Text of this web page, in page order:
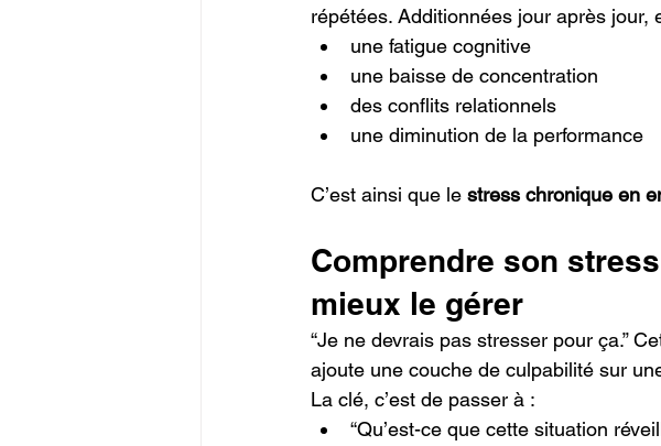
répétées. Additionnées jour après jour,
une fatigue cognitive
une baisse de concentration
des conflits relationnels
une diminution de la performance
C’est ainsi que le stress chronique en
Comprendre son
mieux le gérer
“Je ne devrais pas stresser pour ça.”
ajoute une couche de culpabilité sur
La clé, c’est de passer à :
“Qu’est-ce que cette situation